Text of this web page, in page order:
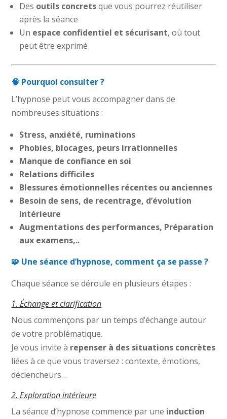
Des outils concretsque vous pourrez réutiliser
après la séance
Un espace confidentiel et sécurisant, où tout
peut être exprimé
🧠 Pourquoi consulter ?
L’hypnose peut vous accompagner dans de
nombreuses situations :
Stress, anxiété, ruminations
Phobies, blocages, peurs irrationnelles
Manque de confiance en soi
Relations difficiles
Blessures émotionnelles récentes ou anciennes
Besoin de sens, de recentrage, d’évolution
intérieure
Augmentations des performances, Préparation
aux examens,..
🧩 Une séance d’hypnose, comment ça se passe ?
Chaque séance se déroule en plusieurs étapes :
1. Échange et clarification
Nous commençons par un temps d’échange autour
de votre problématique.
Je vous invite à repenser à des situations concrètes
liées à ce que vous traversez : contexte, émotions,
déclencheurs…
2. Exploration intérieure
La séance d’hypnose commence par une induction